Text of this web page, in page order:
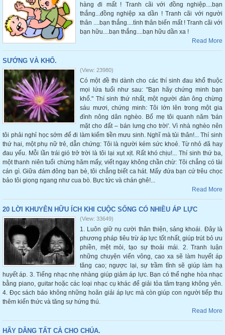
hàng đi mất ! Tranh cãi với đồng nghiệp....bạn
thắng...đồng nghiệp xa dần ! Tranh cãi với người
thân ....bạn thắng....tình thân biến mất ! Tranh cãi với
bạn hữu....bạn thắng....bạn hữu dần xa !
Read More
SƯỚNG VÀ KHỔ.
(View: 23980)
Có một đề thi dành cho các thí sinh đau khổ thuộc
mọi lứa tuổi như sau: "Bạn hãy chứng minh bạn
khổ." Thí sinh thứ nhất, một người đàn ông chừng
sáu mươi, chứng minh: Tôi lớn lên trong một gia
đình nông dân nghèo. Bố mẹ tôi quanh năm 'bán
mặt cho đất – bán lưng cho trời'. Vì nhà nghèo nên
tôi phải nghỉ học sớm để đi làm kiếm tiền mưu sinh. Nghĩ mà tủi thân!... Thí sinh
thứ hai, một phụ nữ trẻ, dẫn chứng: Tôi là người kém sức khoẻ. Từ nhỏ đã hay
đau yếu. Mỗi lần trái gió trở trời là tôi lại xụt xịt. Rất khó chịu!... Thí sinh thứ ba,
một thanh niên tuổi chừng hăm mấy, viết ngay không chần chừ: Tôi chẳng có tài
cán gì. Giữa đám đông bạn bè, tôi chẳng biết ca hát. Mấy đứa bạn cứ trêu chọc
bảo tôi giọng ngang như cua bò. Bực tức và chán ghê!...
Read More
20 LỜI KHUYÊN HỮU ÍCH KHI CUỘC SỐNG CÓ NHIỀU ÁP LỰC
(View: 33649)
1. Luôn giữ nụ cười thân thiện, sảng khoái. Đây là
phương pháp tiêu trừ áp lực tốt nhất, giúp trút bỏ ưu
phiền, mệt mỏi, tạo sự thoải mái. 2. Tranh luận
những chuyện viển vông, cao xa sẽ làm huyết áp
tăng cao; ngược lại, sự trầm tĩnh sẽ giúp làm hạ
huyết áp. 3. Tiếng nhạc nhẹ nhàng giúp giảm áp lực. Bạn có thể nghe hòa nhạc
bằng piano, guitar hoặc các loại nhạc cụ khác để giải tỏa tâm trạng không yên.
4. Đọc sách báo không những hoãn giải áp lực mà còn giúp con người tiếp thu
thêm kiến thức và tăng sự hứng thú.
Read More
HÃY DÂNG TẤT CẢ CHO CHÚA.